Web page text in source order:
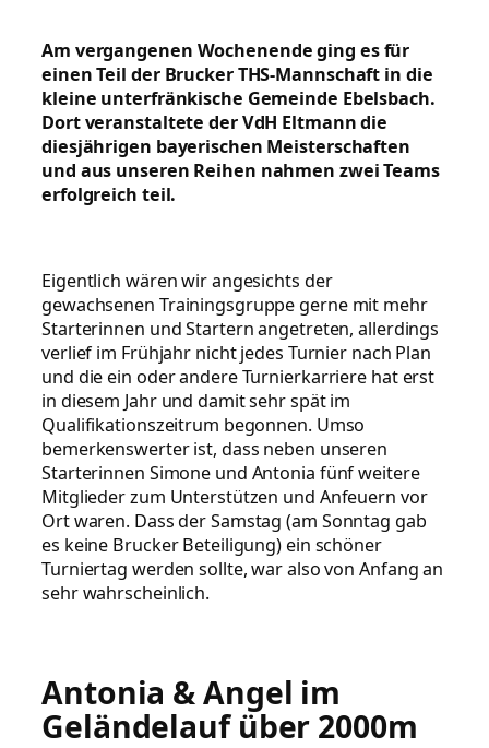
Am vergangenen Wochenende ging es für
einen Teil der Brucker THS-Mannschaft in die
kleine unterfränkische Gemeinde Ebelsbach.
Dort veranstaltete der VdH Eltmann die
diesjährigen bayerischen Meisterschaften
und aus unseren Reihen nahmen zwei Teams
erfolgreich teil.
Eigentlich wären wir angesichts der
gewachsenen Trainingsgruppe gerne mit mehr
Starterinnen und Startern angetreten, allerdings
verlief im Frühjahr nicht jedes Turnier nach Plan
und die ein oder andere Turnierkarriere hat erst
in diesem Jahr und damit sehr spät im
Qualifikationszeitrum begonnen. Umso
bemerkenswerter ist, dass neben unseren
Starterinnen Simone und Antonia fünf weitere
Mitglieder zum Unterstützen und Anfeuern vor
Ort waren. Dass der Samstag (am Sonntag gab
es keine Brucker Beteiligung) ein schöner
Turniertag werden sollte, war also von Anfang an
sehr wahrscheinlich.
Antonia & Angel im
Geländelauf über 2000m